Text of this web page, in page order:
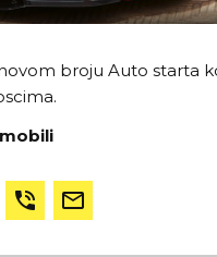
broju Auto starta